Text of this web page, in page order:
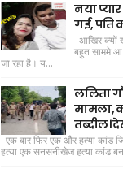
नया
गई, पति
आखिर क्यों
बहुत साममे आ
जा रहा है। य...
ललिता
मामला,
तब्दील।
एक बार फिर एक और हत्या कांड
हत्या एक सनसनीखेज हत्या कांड